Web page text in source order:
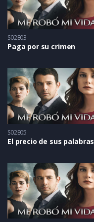
S02E03
Paga por su crimen
S02E05
El precio de sus palabras